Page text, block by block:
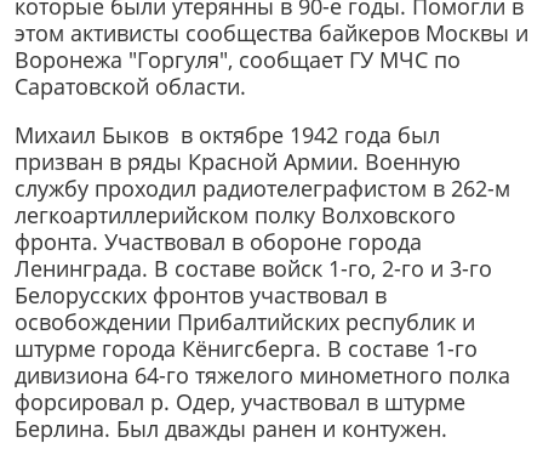
которые были утерянны в 90-е годы. Помогли в
этом активисты сообщества байкеров Москвы и
Воронежа "Горгуля", сообщает ГУ МЧС по
Саратовской области.
Михаил Быков в октябре 1942 года был
призван в ряды Красной Армии. Военную
службу проходил радиотелеграфистом в 262-м
легкоартиллерийском полку Волховского
фронта. Участвовал в обороне города
Ленинграда. В составе войск 1-го, 2-го и 3-го
Белорусских фронтов участвовал в
освобождении Прибалтийских республик и
штурме города Кёнигсберга. В составе 1-го
дивизиона 64-го тяжелого минометного полка
форсировал р. Одер, участвовал в штурме
Берлина. Был дважды ранен и контужен.